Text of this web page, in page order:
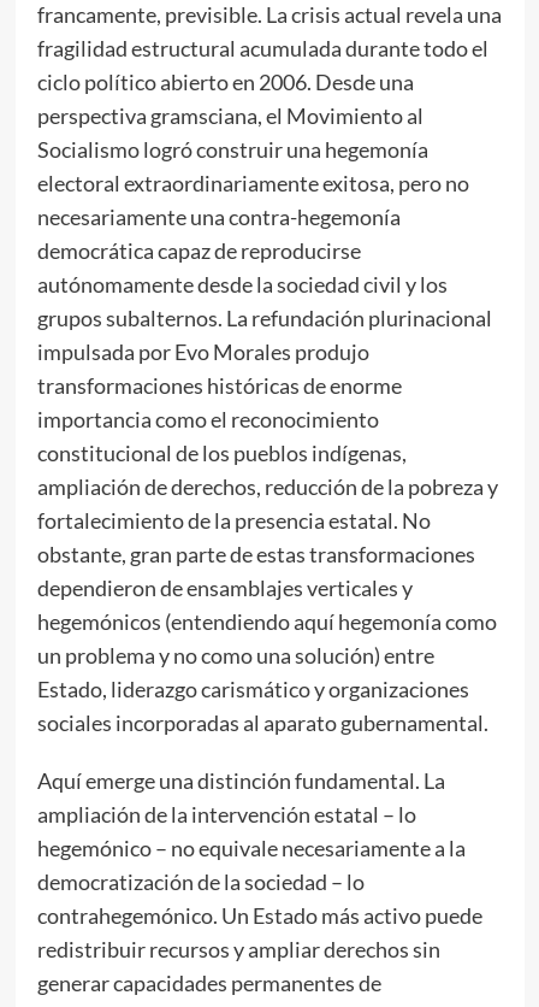
francamente, previsible. La crisis actual revela una
fragilidad estructural acumulada durante todo el
ciclo político abierto en 2006. Desde una
perspectiva gramsciana, el Movimiento al
Socialismo logró construir una hegemonía
electoral extraordinariamente exitosa, pero no
necesariamente una contra-hegemonía
democrática capaz de reproducirse
autónomamente desde la sociedad civil y los
grupos subalternos. La refundación plurinacional
impulsada por Evo Morales produjo
transformaciones históricas de enorme
importancia como el reconocimiento
constitucional de los pueblos indígenas,
ampliación de derechos, reducción de la pobreza y
fortalecimiento de la presencia estatal. No
obstante, gran parte de estas transformaciones
dependieron de ensamblajes verticales y
hegemónicos (entendiendo aquí hegemonía como
un problema y no como una solución) entre
Estado, liderazgo carismático y organizaciones
sociales incorporadas al aparato gubernamental.
Aquí emerge una distinción fundamental. La
ampliación de la intervención estatal – lo
hegemónico – no equivale necesariamente a la
democratización de la sociedad – lo
contrahegemónico. Un Estado más activo puede
redistribuir recursos y ampliar derechos sin
generar capacidades permanentes de